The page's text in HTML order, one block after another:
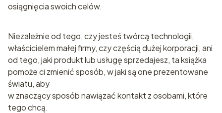
osiągnięcia swoich celów.
Niezależnie od tego, czy jesteś twórcą technologii,
właścicielem małej firmy, czy częścią dużej korporacji, ani
od tego, jaki produkt lub usługę sprzedajesz, ta książka
pomoże ci zmienić sposób, w jaki są one prezentowane
światu, aby
w znaczący sposób nawiązać kontakt z osobami, które
tego chcą.